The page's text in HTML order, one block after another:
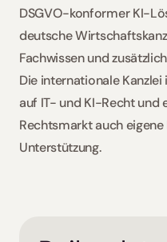
DSGVO-konformer KI-
deutsche
Fachwissen und
Die internationale
auf IT- und KI-Recht und
Rechtsmarkt auch
Unterstützung.